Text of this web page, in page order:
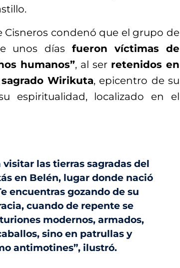
Cisneros condenó que el grupo de
unos días fueron víctimas de
humanos”, al ser retenidos en
Wirikuta, epicentro de su
espiritualidad, localizado en el
las tierras sagradas del
en Belén, lugar donde nació
encuentras gozando de su
cuando de repente se
modernos, armados,
sino en patrullas y
antimotines”, ilustró.